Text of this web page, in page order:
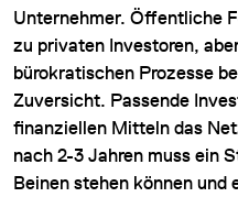
Unternehmer. Öffentliche
zu privaten Investoren,
bürokratischen Prozesse
Zuversicht. Passende
finanziellen Mitteln das
nach 2-3 Jahren muss ein
Beinen stehen können und